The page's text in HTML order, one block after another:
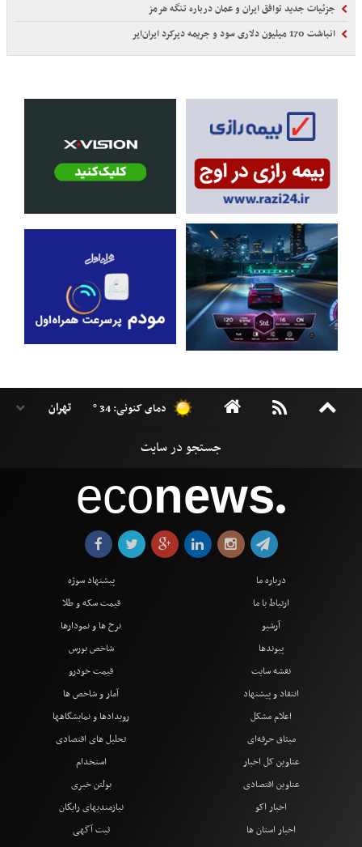
جزئیات جدید توافق ایران و عمان درباره تنگه هرمز
انباشت 170 میلیون دلاری سود و جریمه دیرکرد ایران‌ایر
دمای کنونی: 34 °
econews●
درباره ما
ارتباط با ما
آرشیو
پیوندها
نقشه سایت
انتقاد و پیشنهاد
اعلام مشکل
میثاق حرفه‌ای
پیشنهاد سوژه
قیمت سکه و طلا
نرخ ها و نمودارها
شاخص بورس
قیمت خودرو
آمار و شاخص ها
رویدادها و نمایشگاهها
تحلیل های اقتصادی
عناوین کل اخبار
عناوین اقتصادی
اخبار اکو
اخبار استان ها
استخدام
بولتن خبری
نیازمندیهای رایگان
ثبت آگهی